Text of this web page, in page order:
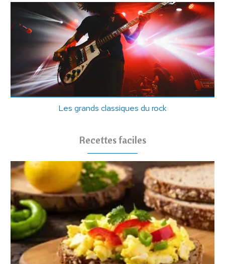
Les grands classiques du rock
Recettes faciles